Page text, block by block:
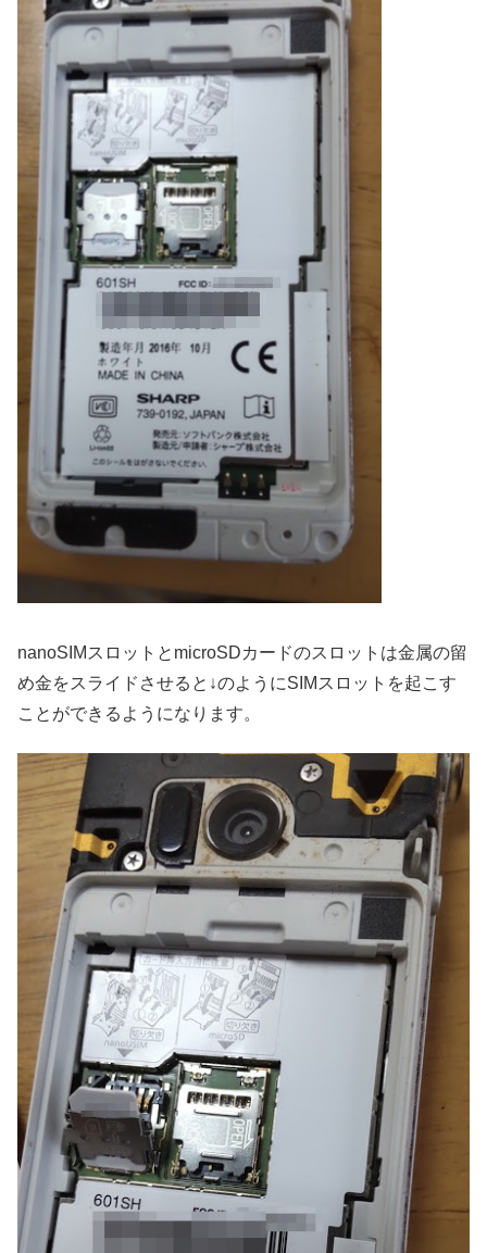
nanoSIMスロットとmicroSDカードのスロットは金属の留
め金をスライドさせると↓のようにSIMスロットを起こす
ことができるようになります。